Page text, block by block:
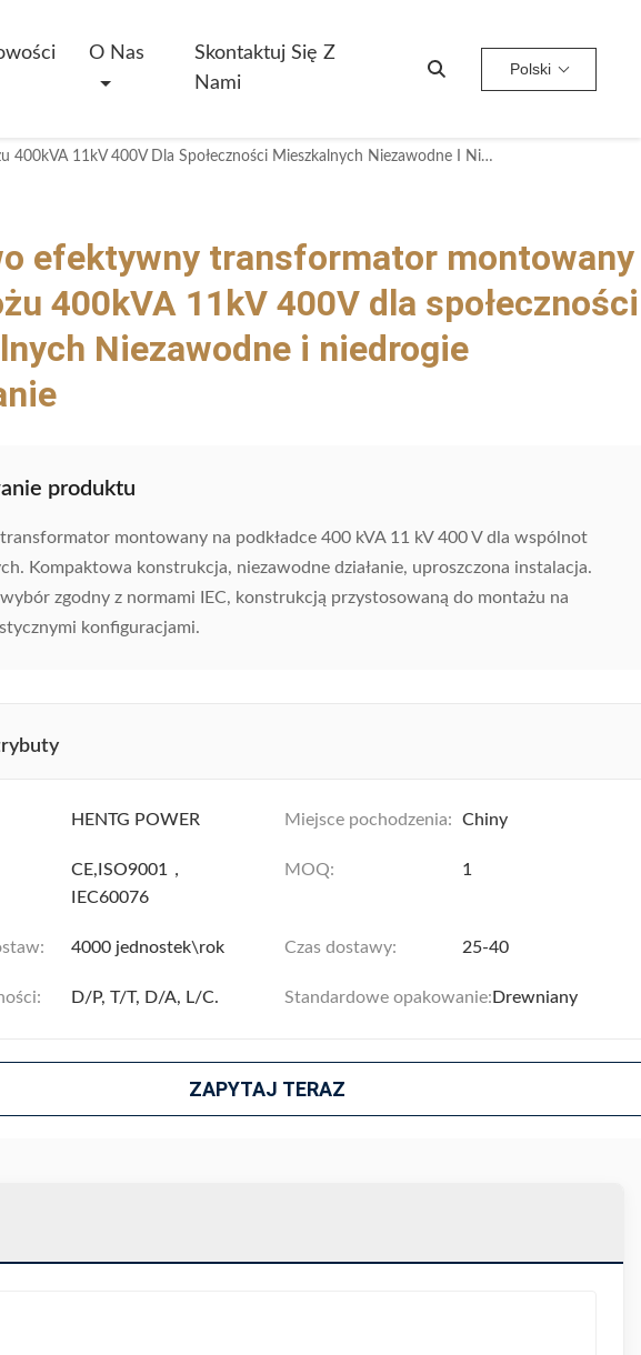
O Nas
Skontaktuj Się Z
Nami
Polski
Kosztowo Efektywny Transformator Montowany Na Podłożu 400kVA 11kV 400V Dla Społeczności Mieszkalnych Niezawodne I Niedrogie Rozwiązanie
efektywny transformator montowany
400kVA 11kV 400V dla społeczności
Niezawodne i niedrogie
produktu
montowany na podkładce 400 kVA 11 kV 400 V dla wspólnot
Kompaktowa konstrukcja, niezawodne działanie, uproszczona instalacja.
zgodny z normami IEC, konstrukcją przystosowaną do montażu na
konfiguracjami.
HENTG POWER Miejsce pochodzenia: Chiny
CE,ISO9001，
IEC60076
MOQ: 1
4000 jednostek\rok Czas dostawy: 25-40
D/P, T/T, D/A, L/C. Standardowe opakowanie: Drewniany
ZAPYTAJ TERAZ